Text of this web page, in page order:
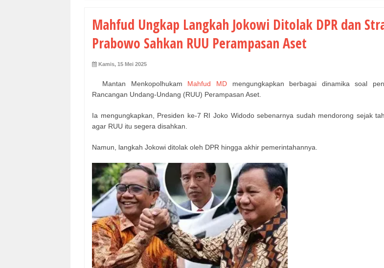
Mahfud Ungkap Langkah Jokowi Ditolak DPR dan
Prabowo Sahkan RUU Perampasan Aset
Kamis, 15 Mei 2025
Mantan Menkopolhukam Mahfud MD mengungkapkan berbagai dinamika soal
Rancangan Undang-Undang (RUU) Perampasan Aset.
Ia mengungkapkan, Presiden ke-7 RI Joko Widodo sebenarnya sudah mendorong sejak
agar RUU itu segera disahkan.
Namun, langkah Jokowi ditolak oleh DPR hingga akhir pemerintahannya.